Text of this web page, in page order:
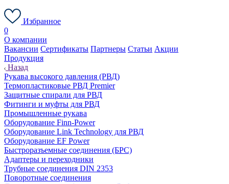
Избранное
0
О компании
Вакансии Сертификаты Партнеры Статьи Акции
Продукция
Назад
Рукава высокого давления (РВД)
Термопластиковые РВД Premier
Защитные спирали для РВД
Фитинги и муфты для РВД
Промышленные рукава
Оборудование Finn-Power
Оборудование Link Technology для РВД
Оборудование EF Power
Быстроразъемные соединения (БРС)
Адаптеры и переходники
Трубные соединения DIN 2353
Поворотные соединения